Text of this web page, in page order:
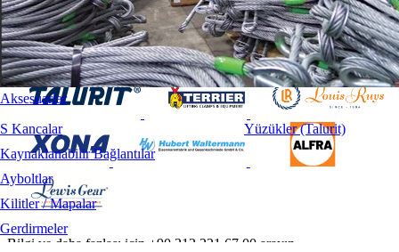
Aksesuarlar
S Kancalar
Kaynaklanabilir Bağlantılar
Ayboltlar
Kilitler / Mapalar
Gerdirmeler
Yüzükler (Talurit)
Bilgi ve daha fazlası için +90.212 221 67 00 arayın.